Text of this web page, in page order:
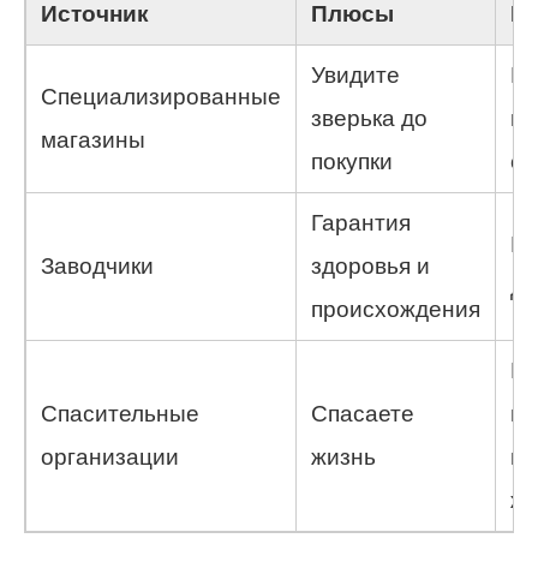
Источник Плюсы
Специализированные
магазины
Увидите
зверька до
покупки
о
Заводчики
Гарантия
здоровья и
происхождения
Спасительные
организации
Спасаете
жизнь